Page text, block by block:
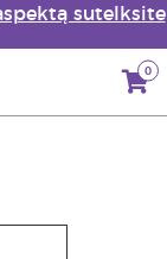
sutelksite
0